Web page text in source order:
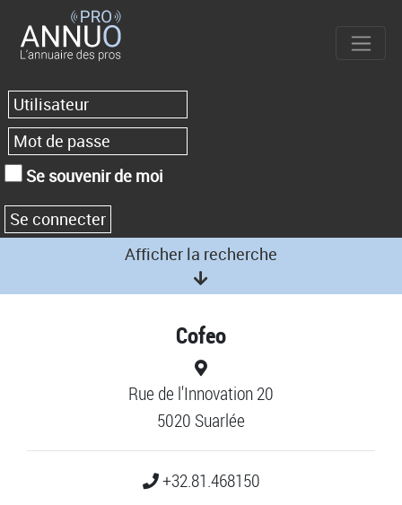
Se souvenir de moi
Afficher la recherche
Cofeo
Rue de l'Innovation 20
5020 Suarlée
+32.81.468150